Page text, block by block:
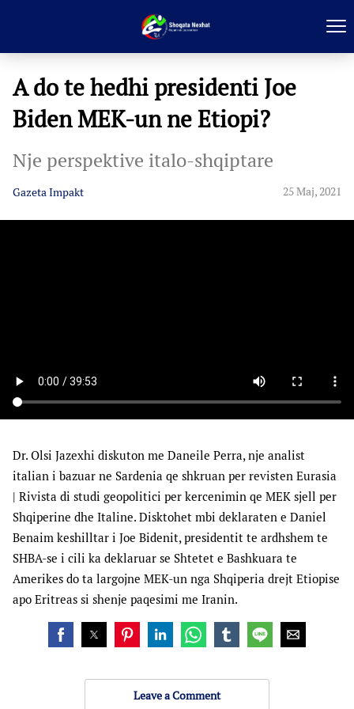
A do te hedhi presidenti Joe
Biden MEK-un ne Etiopi?
Nje perspektive italo-shqiptare
Gazeta Impakt 25 Maj, 2021
Dr. Olsi Jazexhi diskuton me Daneile Perra, nje analist
italian i bazuar ne Sardenia qe shkruan per revisten Eurasia
| Rivista di studi geopolitici per kercenimin qe MEK sjell per
Shqiperine dhe Italine. Disktohet mbi deklaraten e Daniel
Benaim keshilltar i Joe Bidenit, presidentit te ardhshem te
SHBA-se i cili ka deklaruar se Shtetet e Bashkuara te
Amerikes do ta largojne MEK-un nga Shqiperia drejt Etiopise
apo Eritreas si shenje paqesimi me Iranin.
Leave a Comment